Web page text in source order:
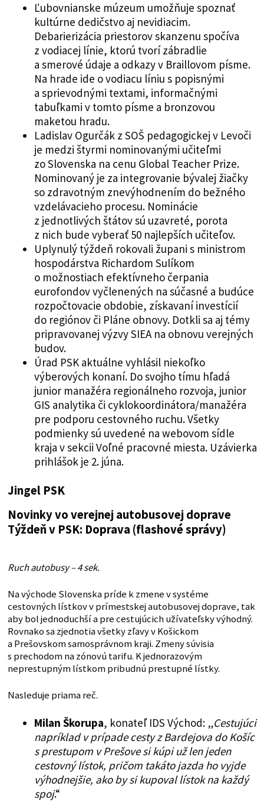
Ľubovnianske múzeum umožňuje spoznať
kultúrne dedičstvo aj nevidiacim.
Debarierizácia priestorov skanzenu spočíva
z vodiacej línie, ktorú tvorí zábradlie
a smerové údaje a odkazy v Braillovom písme.
Na hrade ide o vodiacu líniu s popisnými
a sprievodnými textami, informačnými
tabuľkami v tomto písme a bronzovou
maketou hradu.
Ladislav Ogurčák z SOŠ pedagogickej v Levoči
je medzi štyrmi nominovanými učiteľmi
zo Slovenska na cenu Global Teacher Prize.
Nominovaný je za integrovanie bývalej žiačky
so zdravotným znevýhodnením do bežného
vzdelávacieho procesu. Nominácie
z jednotlivých štátov sú uzavreté, porota
z nich bude vyberať 50 najlepších učiteľov.
Uplynulý týždeň rokovali župani s ministrom
hospodárstva Richardom Sulíkom
o možnostiach efektívneho čerpania
eurofondov vyčlenených na súčasné a budúce
rozpočtovacie obdobie, získavaní investícií
do regiónov či Pláne obnovy. Dotkli sa aj témy
pripravovanej výzvy SIEA na obnovu verejných
budov.
Úrad PSK aktuálne vyhlásil niekoľko
výberových konaní. Do svojho tímu hľadá
junior manažéra regionálneho rozvoja, junior
GIS analytika či cyklokoordinátora/manažéra
pre podporu cestovného ruchu. Všetky
podmienky sú uvedené na webovom sídle
kraja v sekcii Voľné pracovné miesta. Uzávierka
prihlášok je 2. júna.
Jingel PSK
Novinky vo verejnej autobusovej doprave
Týždeň v PSK: Doprava (flashové správy)
Ruch autobusy – 4 sek.
Na východe Slovenska príde k zmene v systéme
cestovných lístkov v prímestskej autobusovej doprave, tak
aby bol jednoduchší a pre cestujúcich užívateľsky výhodný.
Rovnako sa zjednotia všetky zľavy v Košickom
a Prešovskom samosprávnom kraji. Zmeny súvisia
s prechodom na zónovú tarifu. K jednorazovým
neprestupným lístkom pribudnú prestupné lístky.
Nasleduje priama reč.
Milan Škorupa, konateľ IDS Východ: „Cestujúci
napríklad v prípade cesty z Bardejova do Košíc
s prestupom v Prešove si kúpi už len jeden
cestovný lístok, pričom takáto jazda ho vyjde
výhodnejšie, ako by si kupoval lístok na každý
spoj.“